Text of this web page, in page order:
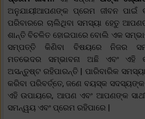
ଅନୁଯାୟୀଆପଣଙ୍କ ପ୍ରେମ ଜୀବନ ପାଇଁ
ପରିବାରରେ ଚାଲିଥିବା ସମସ୍ୟା ହେତୁ
ଶାନ୍ତି ବିଚଳିତ ହୋଇପାରେ ବୋଲି ଏକ
ସମ୍ପତ୍ତି କିଣିବା ବିଷୟରେ ନିଜର
ମତଭେଦର ସମ୍ଭାବନା ଅଛି ଏବଂ ଏହି
ଅସନ୍ତୁଷ୍ଟ ରହିପାରନ୍ତି | ପାରିବାରିକ
କରିବା ପରିବର୍ତ୍ତେ, ଜଣେ ବୟସ୍କ ସଦସ୍ୟଙ୍କ
ଏହି ଉପାୟରେ, ଆପଣ ଏବଂ ଆପଣଙ୍କ
ସମନ୍ୱୟ ଏବଂ ପ୍ରେମ ରହିପାରେ |